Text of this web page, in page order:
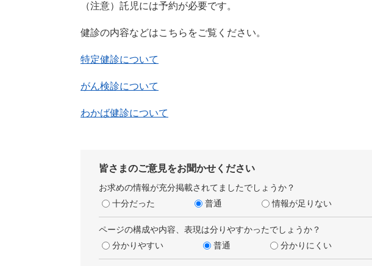
（注意）託児には予約が必要です。
健診の内容などはこちらをご覧ください。
特定健診について
がん検診について
わかば健診について
皆さまのご意見をお聞かせください
お求めの情報が充分掲載されてましたでしょうか？
十分だった
普通 情報が足りない
ページの構成や内容、表現は分りやすかったでしょうか？
分かりやすい
普通 分かりにくい